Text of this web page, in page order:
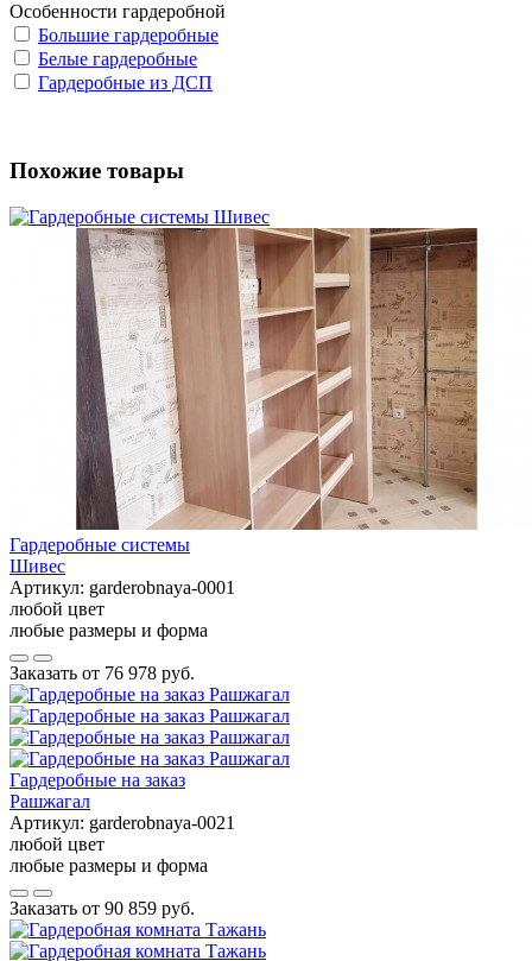
Особенности гардеробной
Большие гардеробные
Белые гардеробные
Гардеробные из ДСП
Похожие товары
Гардеробные системы
Шивес
Артикул: garderobnaya-0001
любой цвет
любые размеры и форма
Заказать от 76 978 руб.
Гардеробные на заказ
Рашжагал
Артикул: garderobnaya-0021
любой цвет
любые размеры и форма
Заказать от 90 859 руб.